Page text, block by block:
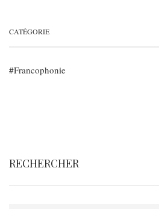
CATÉGORIE
Francophonie
RECHERCHER